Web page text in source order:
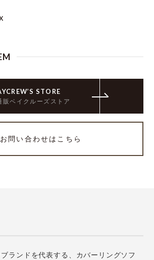
STORE
販ベイクルーズストア
お問い合わせはこちら
ランドを代表する、カバーリングソフ